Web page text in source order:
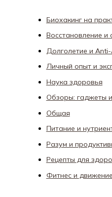
Биохакинг на
Восстановление и
Долголетие и
Личный опыт и
Наука здоровья
Обзоры: гаджеты
Общая
Питание и
Разум и
Рецепты для
Фитнес и движение